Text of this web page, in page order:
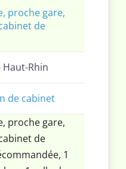
proche gare,
de
Haut-Rhin
de cabinet
proche gare,
de
1